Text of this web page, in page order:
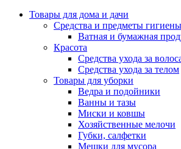
Товары для дома и дачи
Средства и предметы гигиены
Ватная и бумажная
Красота
Средства ухода за
Средства ухода за телом
Товары для уборки
Ведра и подойники
Ванны и тазы
Миски и ковшы
Хозяйственные мелочи
Губки, салфетки
Мешки для мусора